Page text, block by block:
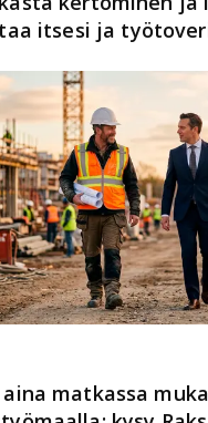
itsesi ja
matkassa